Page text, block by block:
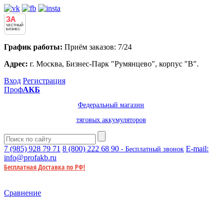
ЗА
ЧЕСТНЫЙ
БИЗНЕС
График работы: Приём заказов: 7/24
Адрес: г. Москва, Бизнес-Парк "Румянцево", корпус "В".
Вход Регистрация
ПрофАКБ
Федеральный магазин
тяговых аккумуляторов
7 (985) 928 79 71 8 (800) 222 68 90 - Бесплатный звонок E-mail:
info@profakb.ru
Бесплатная Доставка по РФ!
Сравнение